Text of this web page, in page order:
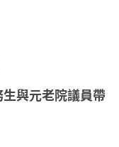
與元老院議員帶